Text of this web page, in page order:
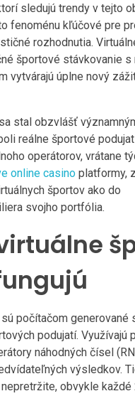
sledujú trendy v tejto
fenoménu kľúčové pre
rozhodnutia.
športové stávkovanie s
vytvárajú úplne nový
stal obzvlášť
reálne športové
operátorov, vrátane
online casino platformy,
športov ako do
svojho portfólia.
počítačom generované
podujatí. Využívajú
náhodných čísel
výsledkov.
obvykle každé